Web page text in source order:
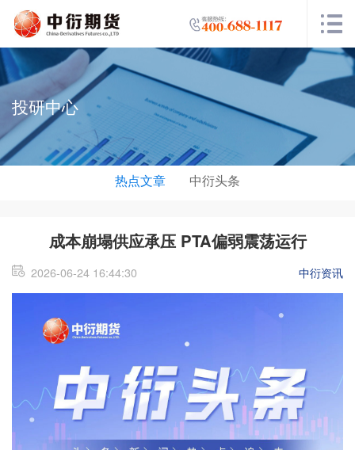
投研中心
热点文章 中衍头条
成本崩塌供应承压 PTA偏弱震荡运行
2026-06-24 16:44:30 中衍资讯